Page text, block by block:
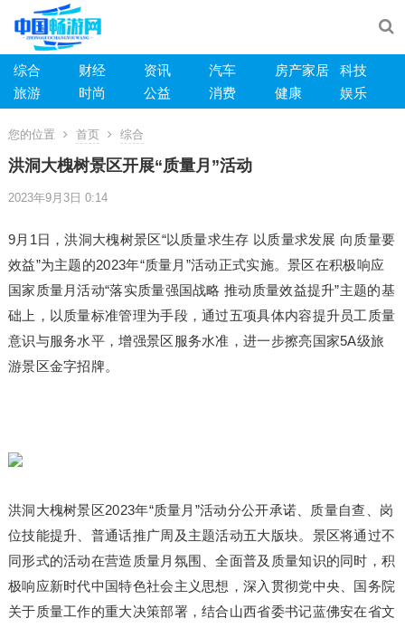
综合 财经 资讯 汽车 房产家居
科技
旅游
时尚 公益 消费 健康 娱乐
您的位置 首页 综合
洪洞大槐树景区开展“质量月”活动
2023年9月3日 0:14
9月1日，洪洞大槐树景区“以质量求生存 以质量求发展 向质量要
效益”为主题的2023年“质量月”活动正式实施。景区在积极响应
国家质量月活动“落实质量强国战略 推动质量效益提升”主题的基
础上，以质量标准管理为手段，通过五项具体内容提升员工质量
意识与服务水平，增强景区服务水准，进一步擦亮国家5A级旅
游景区金字招牌。
洪洞大槐树景区2023年“质量月”活动分公开承诺、质量自查、岗
位技能提升、普通话推广周及主题活动五大版块。景区将通过不
同形式的活动在营造质量月氛围、全面普及质量知识的同时，积
极响应新时代中国特色社会主义 思想，深入贯彻党中央 、国务院
关于质量工作的重大决策部署，结合山西省委书记蓝佛安在省文